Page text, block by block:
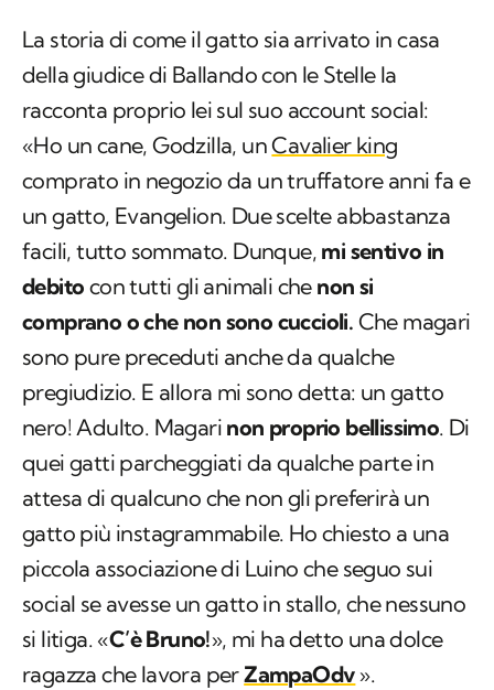
La storia di come il gatto sia arrivato in casa
della giudice di Ballando con le Stelle la
racconta proprio lei sul suo account social:
«Ho un cane, Godzilla, unCavalier king
comprato in negozio da un truffatore anni fa e
un gatto, Evangelion. Due scelte abbastanza
facili, tutto sommato. Dunque, mi sentivo in
debito con tutti gli animali che non si
comprano o che non sono cuccioli. Che magari
sono pure preceduti anche da qualche
pregiudizio. E allora mi sono detta: un gatto
nero! Adulto. Magari non proprio bellissimo. Di
quei gatti parcheggiati da qualche parte in
attesa di qualcuno che non gli preferirà un
gatto più instagrammabile. Ho chiesto a una
piccola associazione di Luino che seguo sui
social se avesse un gatto in stallo, che nessuno
si litiga. «C’è Bruno!», mi ha detto una dolce
ragazza che lavora perZampaOdv».